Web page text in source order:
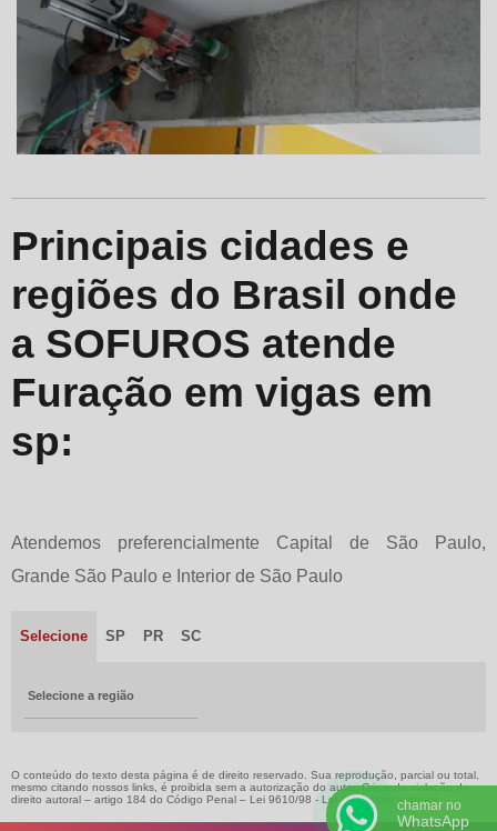
Principais cidades e
regiões do Brasil onde
a SOFUROS atende
Furação em vigas em
sp:
Atendemos preferencialmente Capital de São Paulo,
Grande São Paulo e Interior de São Paulo
Selecione SP PR SC
Selecione a região
O conteúdo do texto desta página é de direito reservado. Sua reprodução, parcial ou total,
mesmo citando nossos links, é proibida sem a autorização do autor. Crime de violação de
direito autoral – artigo 184 do Código Penal – Lei 9610/98 - Lei de direitos autorais
chamar no
WhatsApp